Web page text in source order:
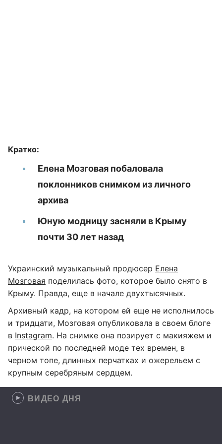
Кратко:
Елена Мозговая побаловала
поклонников снимком из личного
архива
Юную модницу засняли в Крыму
почти 30 лет назад
Украинский музыкальный продюсер Елена
Мозговая поделилась фото, которое было снято в
Крыму. Правда, еще в начале двухтысячных.
Архивный кадр, на котором ей еще не исполнилось
и тридцати, Мозговая опубликовала в своем блоге
в Instagram. На снимке она позирует с макияжем и
прической по последней моде тех времен, в
черном топе, длинных перчатках и ожерельем с
крупным серебряным сердцем.
ВИДЕО ДНЯ